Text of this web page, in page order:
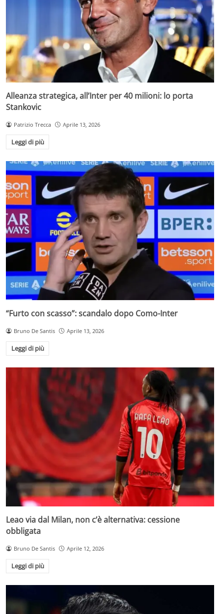
Alleanza strategica, all’Inter per 40 milioni: lo porta
Stankovic
Patrizio Trecca Aprile 13, 2026
Leggi di più
“Furto con scasso”: scandalo dopo Como-Inter
Bruno De Santis Aprile 13, 2026
Leggi di più
Leao via dal Milan, non c’è alternativa: cessione
obbligata
Bruno De Santis Aprile 12, 2026
Leggi di più